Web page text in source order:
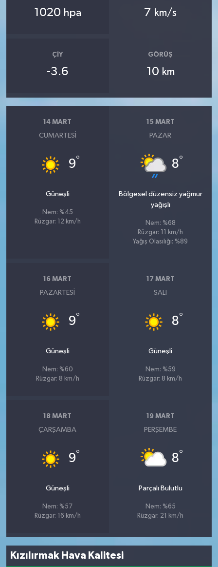
1020 hpa 7 km/s
ÇIY
-3.6
GÖRÜŞ
10 km
14 MART
CUMARTESI
9°
Güneşli
Nem: %45
Rüzgar: 12 km/h
15 MART
PAZAR
8°
Bölgesel düzensiz yağmur
yağışlı
Nem: %68
Rüzgar: 11 km/h
Yağış Olasılığı: %89
16 MART
PAZARTESI
9°
Güneşli
Nem: %60
Rüzgar: 8 km/h
17 MART
SALI
8°
Güneşli
Nem: %59
Rüzgar: 8 km/h
18 MART
ÇARŞAMBA
9°
Güneşli
Nem: %57
Rüzgar: 16 km/h
19 MART
PERŞEMBE
8°
Parçalı Bulutlu
Nem: %65
Rüzgar: 21 km/h
Kızılırmak Hava Kalitesi